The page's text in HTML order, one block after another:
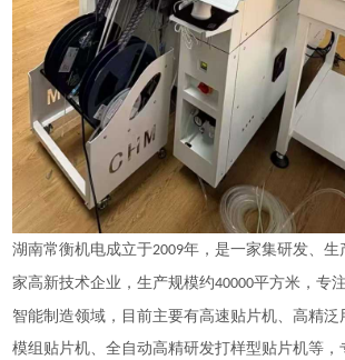
湖南常衡机电成立于2009年，是一家集研发、生
家高新技术企业，生产规模约40000平方米，专
智能制造领域，目前主要有高速贴片机、高精
模组贴片机、全自动高精研发打样型贴片机等，